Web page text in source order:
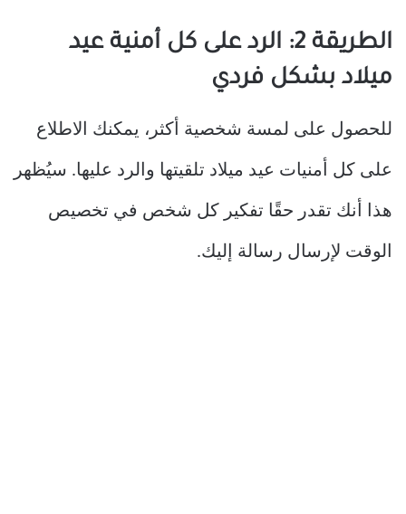
الطريقة 2: الرد على كل أمنية عيد
ميلاد بشكل فردي
للحصول على لمسة شخصية أكثر، يمكنك الاطلاع
على كل أمنيات عيد ميلاد تلقيتها والرد عليها. سيُظهر
هذا أنك تقدر حقًا تفكير كل شخص في تخصيص
الوقت لإرسال رسالة إليك.